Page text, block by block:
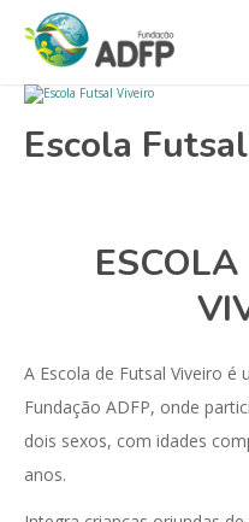
Escola
A Escola de Futsal Viveiro
Fundação ADFP, onde
dois sexos, com idades
anos.